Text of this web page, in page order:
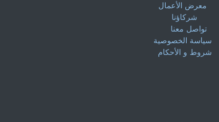
معرض الأعمال
شركاؤنا
تواصل معنا
سياسة الخصوصية
شروط و الأحكام